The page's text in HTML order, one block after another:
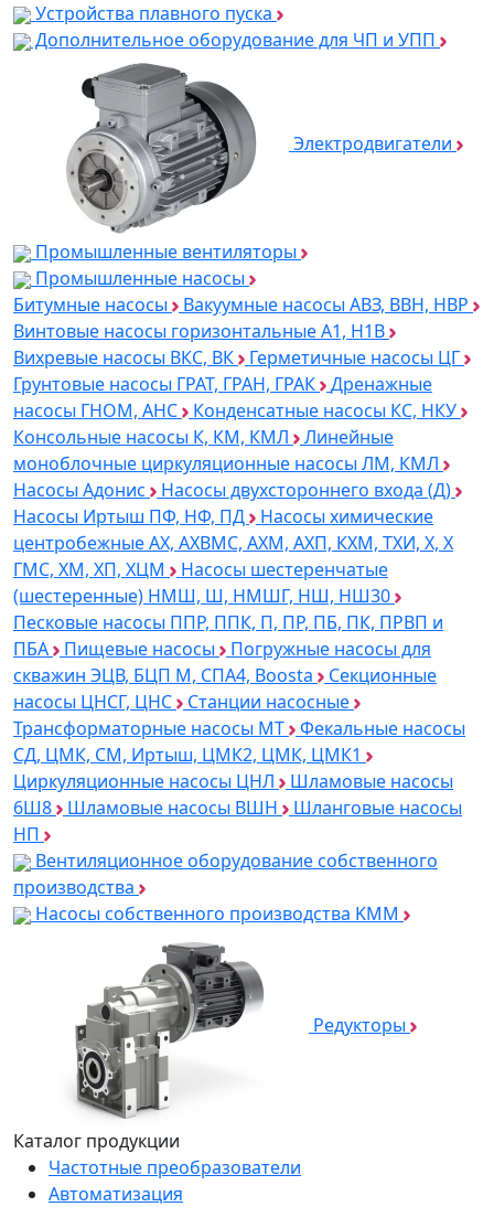
Устройства плавного пуска
Дополнительное оборудование для ЧП и УПП
Электродвигатели
Промышленные вентиляторы
Промышленные насосы
Битумные насосы
Вакуумные насосы АВЗ, ВВН, НВР
Винтовые насосы горизонтальные А1, Н1В
Вихревые насосы ВКС, ВК
Герметичные насосы ЦГ
Грунтовые насосы ГРАТ, ГРАН, ГРАК
Дренажные
насосы ГНОМ, АНС
Конденсатные насосы КС, НКУ
Консольные насосы К, КМ, КМЛ
Линейные
моноблочные циркуляционные насосы ЛМ, КМЛ
Насосы Адонис
Насосы двухстороннего входа (Д)
Насосы Иртыш ПФ, НФ, ПД
Насосы химические
центробежные АХ, АХВМС, АХМ, АХП, КХМ, ТХИ, Х, Х
ГМС, ХМ, ХП, ХЦМ
Насосы шестеренчатые
(шестеренные) НМШ, Ш, НМШГ, НШ, НШ30
Песковые насосы ППР, ППК, П, ПР, ПБ, ПК, ПРВП и
ПБА
Пищевые насосы
Погружные насосы для
скважин ЭЦВ, БЦП М, СПА4, Boosta
Секционные
насосы ЦНСГ, ЦНС
Станции насосные
Трансформаторные насосы МТ
Фекальные насосы
СД, ЦМК, СМ, Иртыш, ЦМК2, ЦМК, ЦМК1
Циркуляционные насосы ЦНЛ
Шламовые насосы
6Ш8
Шламовые насосы ВШН
Шланговые насосы
НП
Вентиляционное оборудование собственного
производства
Насосы собственного производства KMM
Редукторы
Каталог продукции
Частотные преобразователи
Автоматизация